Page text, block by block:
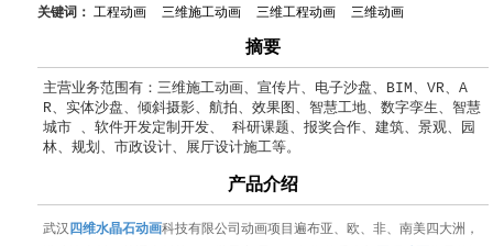
关键词：工程动画 三维施工动画 三维工程动画
三维动画
摘要
主营业务范围有：三维施工动画、宣传片、电子沙盘、BIM、VR、A
R、实体沙盘、倾斜摄影、航拍、效果图、智慧工地、数字孪生、智慧
城市 、软件开发定制开发、 科研课题、报奖合作、建筑、景观、园
林、规划、市政设计、展厅设计施工等。
产品介绍
武汉 四维水晶石动画科技有限公司动画项目遍布亚、欧、非、南美四大洲，